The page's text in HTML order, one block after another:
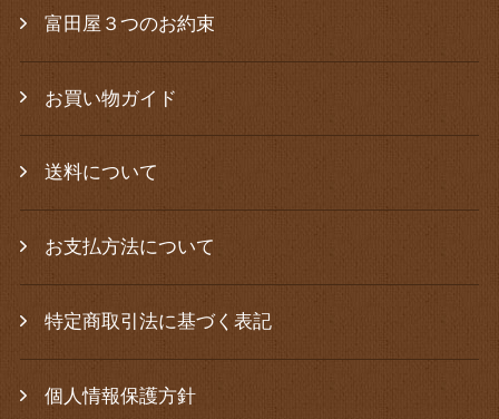
富田屋３つのお約束
お買い物ガイド
送料について
お支払方法について
特定商取引法に基づく表記
個人情報保護方針